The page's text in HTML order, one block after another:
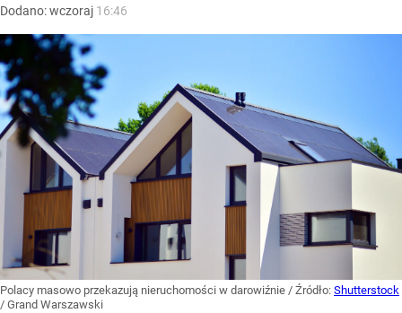
Dodano:wczoraj 16:46
Polacy masowo przekazują nieruchomości w darowiźnie / Źródło: Shutterstock
/ Grand Warszawski